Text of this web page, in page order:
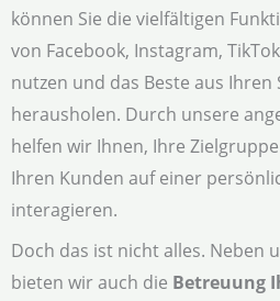
können Sie die vielfältigen
von Facebook, Instagram,
nutzen und das Beste aus Ihren
herausholen. Durch unsere
helfen wir Ihnen, Ihre
Ihren Kunden auf einer
interagieren.
Doch das ist nicht alles. Neben
bieten wir auch die Betreuung